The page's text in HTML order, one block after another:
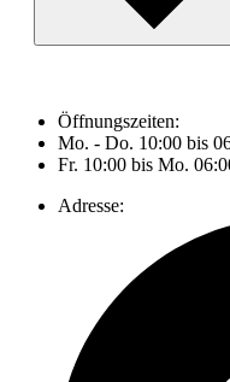
Öffnungszeiten:
Mo. - Do. 10:00 bis
Fr. 10:00 bis Mo.
Adresse: